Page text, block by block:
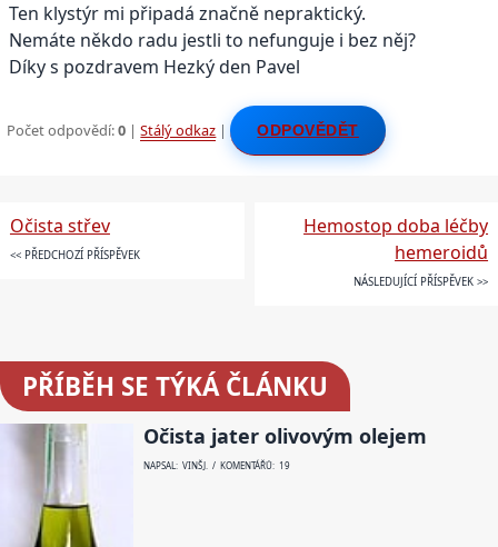
Ten klystýr mi připadá značně nepraktický.
Nemáte někdo radu jestli to nefunguje i bez něj?
Díky s pozdravem Hezký den Pavel
Počet odpovědí:0 |Stálý odkaz | ODPOVĚDĚT
Očista střev
<< PŘEDCHOZÍ PŘÍSPĚVEK
Hemostop doba léčby
hemeroidů
NÁSLEDUJÍCÍ PŘÍSPĚVEK >>
PŘÍBĚH SE TÝKÁ ČLÁNKU
Očista jater olivovým olejem
NAPSAL: VINŠ J. / KOMENTÁŘŮ: 19